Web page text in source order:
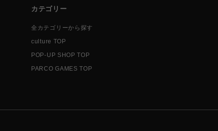
カテゴリー
全カテゴリーから探す
culture TOP
POP-UP SHOP TOP
PARCO GAMES TOP